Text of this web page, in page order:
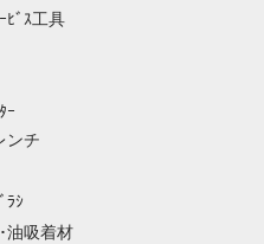
ﾋﾞｽ工具
ｰ
ンチ
ﾗｼ
油吸着材